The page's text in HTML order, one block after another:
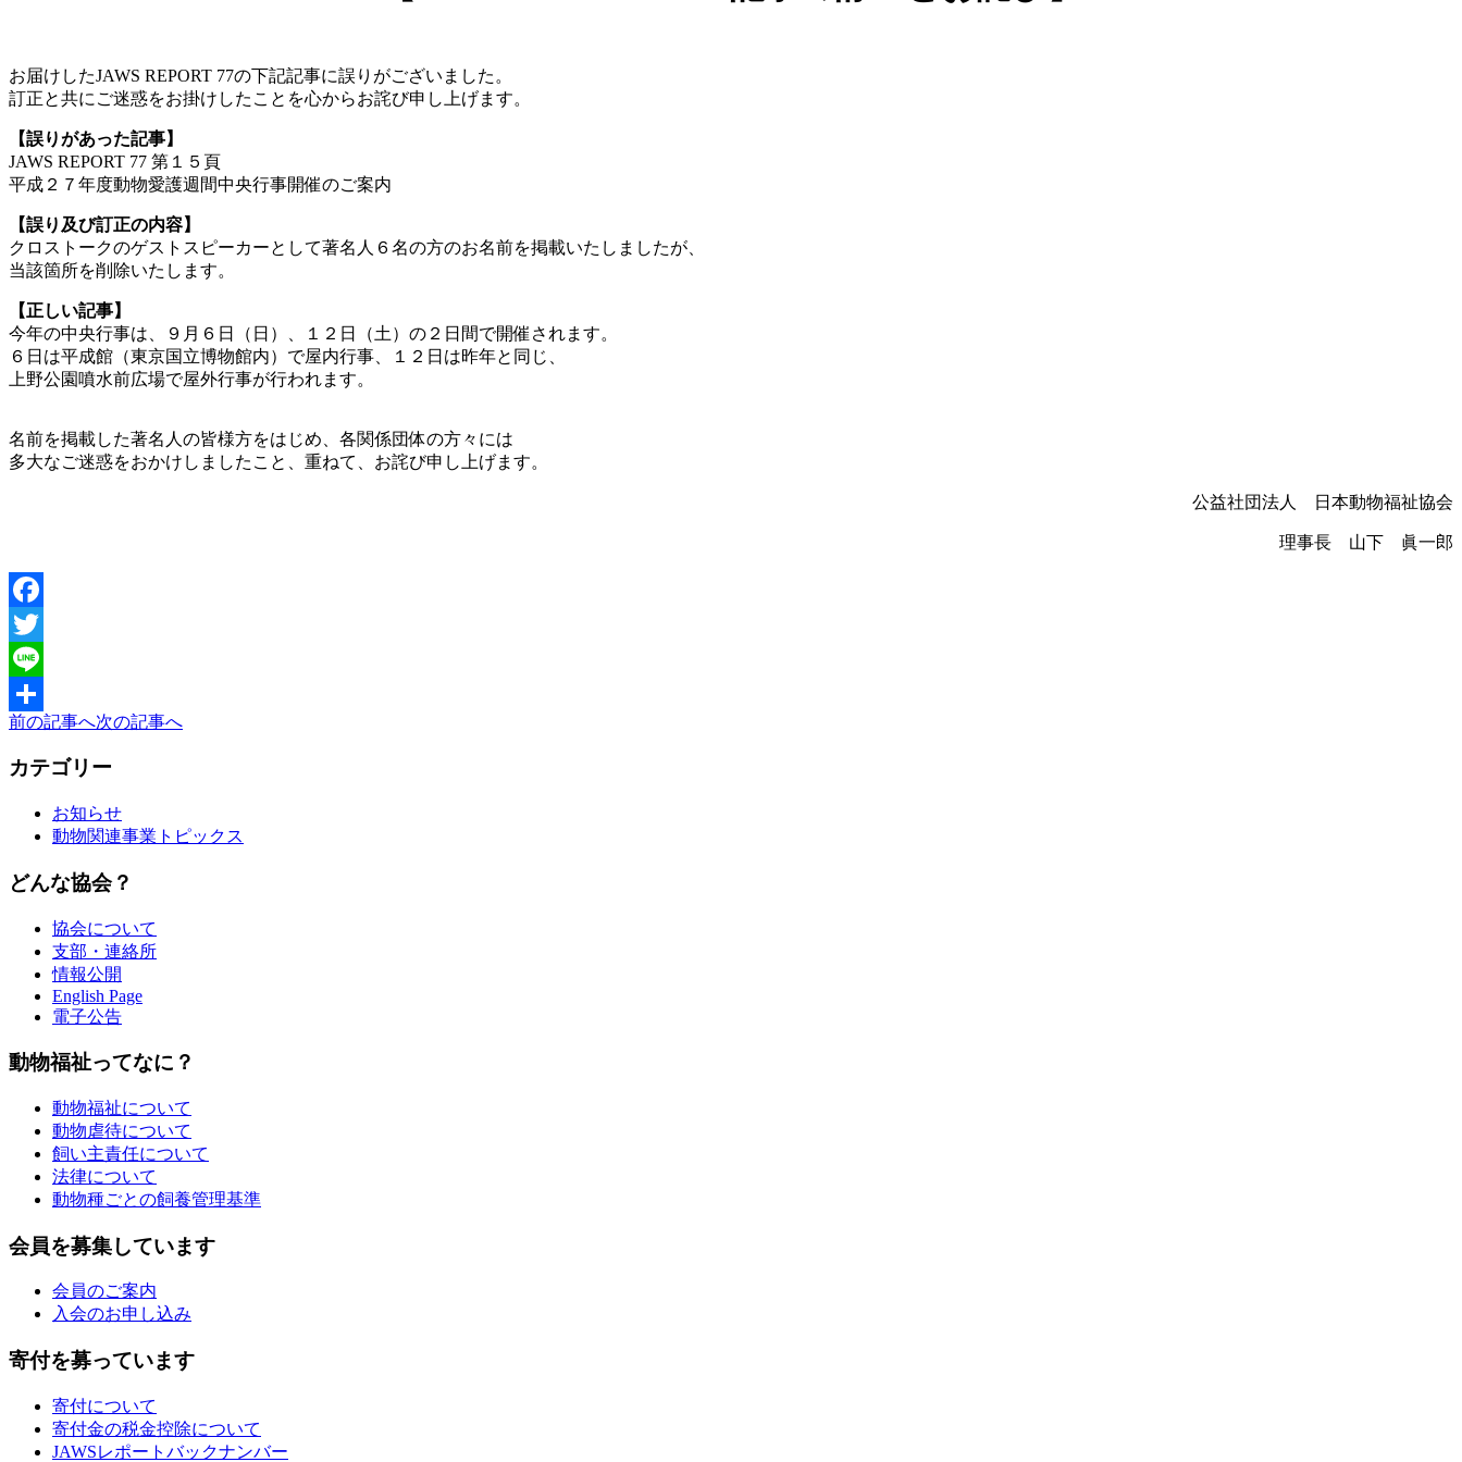
お届けしたJAWS REPORT 77の下記記事に誤りがございました。
訂正と共にご迷惑をお掛けしたことを心からお詫び申し上げます。
【誤りがあった記事】
JAWS REPORT 77 第１５頁
平成２７年度動物愛護週間中央行事開催のご案内
【誤り及び訂正の内容】
クロストークのゲストスピーカーとして著名人６名の方のお名前を掲載いたしましたが、
当該箇所を削除いたします。
【正しい記事】
今年の中央行事は、９月６日（日）、１２日（土）の２日間で開催されます。
６日は平成館（東京国立博物館内）で屋内行事、１２日は昨年と同じ、
上野公園噴水前広場で屋外行事が行われます。
名前を掲載した著名人の皆様方をはじめ、各関係団体の方々には
多大なご迷惑をおかけしましたこと、重ねて、お詫び申し上げます。
公益社団法人 日本動物福祉協会
理事長 山下 眞一郎
Facebook
Twitter
Line
共
有
前の記事へ次の記事へ
カテゴリー
お知らせ
動物関連事業トピックス
どんな協会？
協会について
支部・連絡所
情報公開
English Page
電子公告
動物福祉ってなに？
動物福祉について
動物虐待について
飼い主責任について
法律について
動物種ごとの飼養管理基準
会員を募集しています
会員のご案内
入会のお申し込み
寄付を募っています
寄付について
寄付金の税金控除について
JAWSレポートバックナンバー